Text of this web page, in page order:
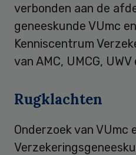
verbonden aan de
geneeskunde VUmc
Kenniscentrum
van AMC, UMCG, UWV
Rugklachten
Onderzoek van VUmc